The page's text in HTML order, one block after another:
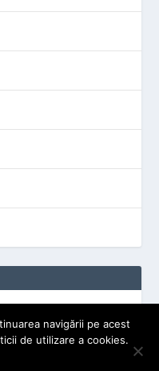
navigării pe acest
de utilizare a cookies.